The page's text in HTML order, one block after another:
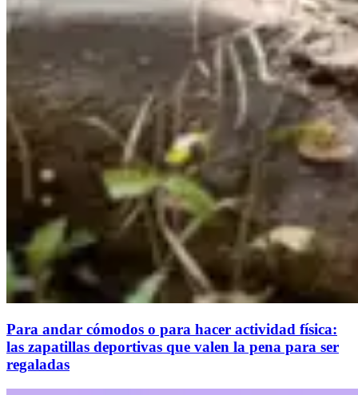
Para andar cómodos o para hacer actividad física:
las zapatillas deportivas que valen la pena para ser
regaladas